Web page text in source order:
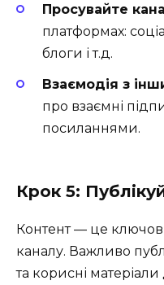
Просувайте
платформах:
блоги і т.д.
Взаємодія з
про взаємні
посиланнями.
Крок 5:
Контент — це
каналу. Важливо
та корисні матеріали